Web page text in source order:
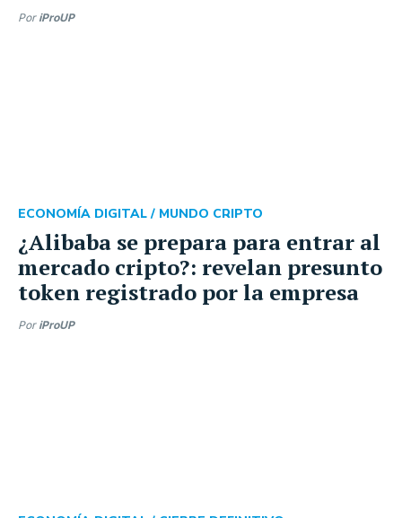
Por iProUP
¿Alibaba se prepara para entrar al
mercado cripto?: revelan presunto
token registrado por la empresa
ECONOMÍA DIGITAL / MUNDO CRIPTO
Por iProUP